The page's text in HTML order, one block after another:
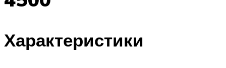
Характеристики